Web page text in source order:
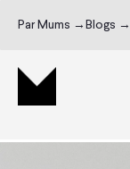
Par Mums → Blogs →